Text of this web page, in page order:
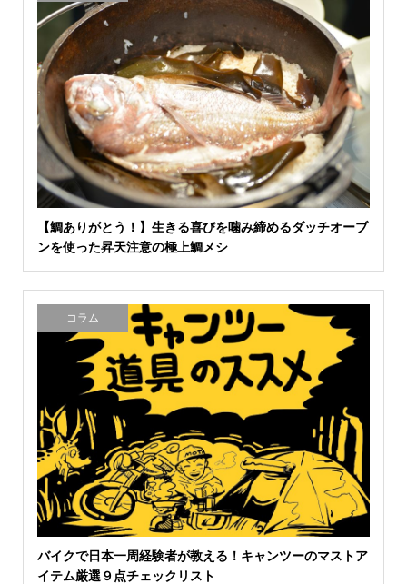
【鯛ありがとう！】生きる喜びを噛み締めるダッチオーブ
ンを使った昇天注意の極上鯛メシ
コラム
バイクで日本一周経験者が教える！キャンツーのマストア
イテム厳選９点チェックリスト